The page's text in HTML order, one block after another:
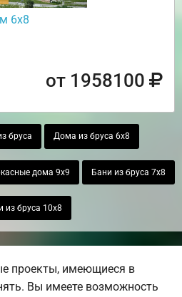
6х8
от 1958100
бруса Дома из бруса 6х8
дома 9х9 Бани из бруса 7х8
из бруса 10х8
проекты, имеющиеся в
Вы имеете возможность